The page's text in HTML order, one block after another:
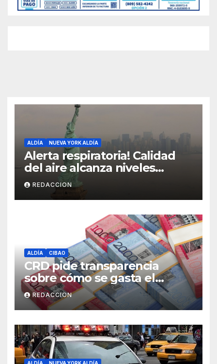
ALDÍA NUEVA YORK ALDÍA
Alerta respiratoria! Calidad
del aire alcanza niveles
peligrosos en NYC
REDACCION
ALDÍA CIBAO
CRD pide transparencia
sobre cómo se gasta el
dinero del Seguro Familiar de
Salud
REDACCION